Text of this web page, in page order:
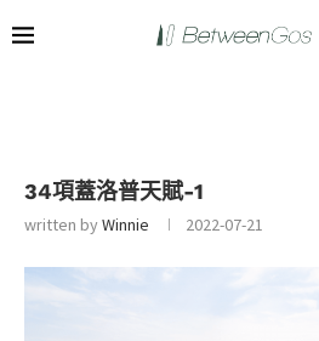
34項蓋洛普天賦-1
written byWinnie 2022-07-21